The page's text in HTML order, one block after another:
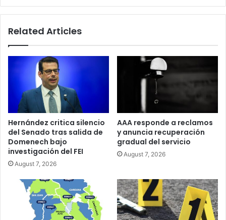
Related Articles
Hernández critica silencio
del Senado tras salida de
Domenech bajo
investigación del FEI
August 7, 2026
AAA responde a reclamos
y anuncia recuperación
gradual del servicio
August 7, 2026